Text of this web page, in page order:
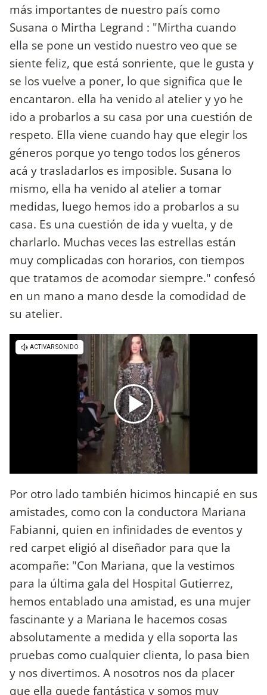
más importantes de nuestro país como
Susana o Mirtha Legrand : "Mirtha cuando
ella se pone un vestido nuestro veo que se
siente feliz, que está sonriente, que le gusta y
se los vuelve a poner, lo que significa que le
encantaron. ella ha venido al atelier y yo he
ido a probarlos a su casa por una cuestión de
respeto. Ella viene cuando hay que elegir los
géneros porque yo tengo todos los géneros
acá y trasladarlos es imposible. Susana lo
mismo, ella ha venido al atelier a tomar
medidas, luego hemos ido a probarlos a su
casa. Es una cuestión de ida y vuelta, y de
charlarlo. Muchas veces las estrellas están
muy complicadas con horarios, con tiempos
que tratamos de acomodar siempre." confesó
en un mano a mano desde la comodidad de
su atelier.
Por otro lado también hicimos hincapié en sus
amistades, como con la conductora Mariana
Fabianni, quien en infinidades de eventos y
red carpet eligió al diseñador para que la
acompañe: "Con Mariana, que la vestimos
para la última gala del Hospital Gutierrez,
hemos entablado una amistad, es una mujer
fascinante y a Mariana le hacemos cosas
absolutamente a medida y ella soporta las
pruebas como cualquier clienta, lo pasa bien
y nos divertimos. A nosotros nos da placer
que ella quede fantástica y somos muy